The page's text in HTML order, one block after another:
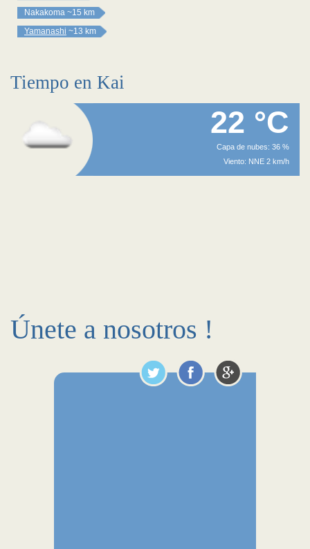
Nakakoma ~15 km
Yamanashi ~13 km
Tiempo en Kai
22 °C
Capa de nubes: 36 %
Viento: NNE 2 km/h
Únete a nosotros !